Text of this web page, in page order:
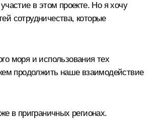
в этом проекте. Но я хочу
сотрудничества, которые
моря и использования тех
продолжить наше взаимодействие
в приграничных регионах.